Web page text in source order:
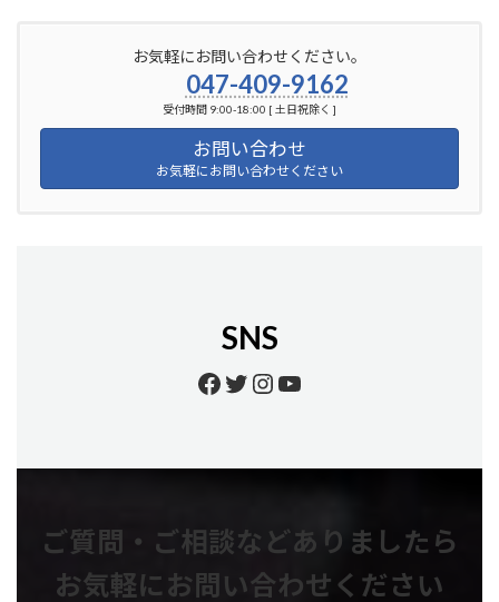
お気軽にお問い合わせください。
047-409-9162
受付時間 9:00-18:00 [ 土日祝除く ]
お問い合わせ
お気軽にお問い合わせください
SNS
Facebook
Twitter
Instagram
YouTube
ご質問・ご相談などありましたら
お気軽にお問い合わせください